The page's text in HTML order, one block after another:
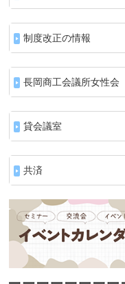
制度改正の情報
長岡商工会議所女性会
貸会議室
共済